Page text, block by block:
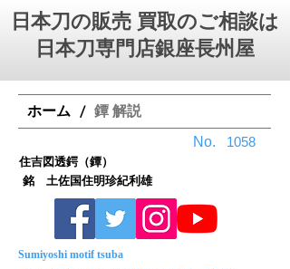
日本刀の販売 買取のご相談は
日本刀専門店銀座⻑州屋
ホーム / 鐔 解説
No.
銘 土佐国住明珍紀利雄
Sumiyoshi motif tsuba
住吉図透鍔（鐔）
1058